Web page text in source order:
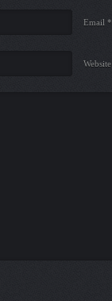
Email *
Website